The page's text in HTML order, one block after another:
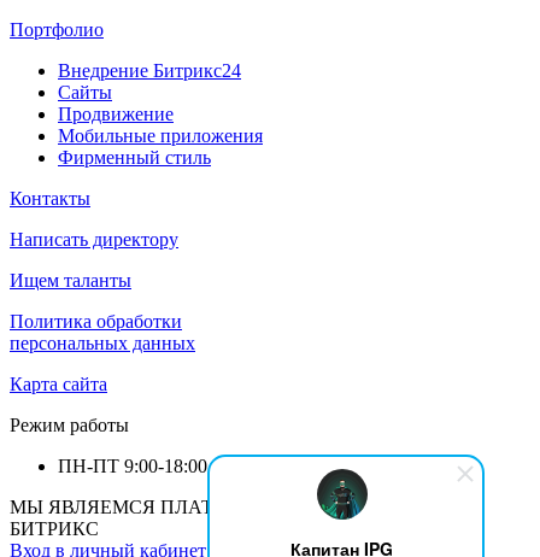
Капитан IPG
Портфолио
Внедрение Битрикс24
Сайты
Продвижение
Мобильные приложения
Фирменный стиль
Контакты
Написать директору
Ищем таланты
Политика обработки
персональных данных
Карта сайта
Режим работы
ПН-ПТ 9:00-18:00
МЫ ЯВЛЯЕМСЯ ПЛАТИНОВЫМ ПАРТНЕРОМ 1С-
БИТРИКС
Вход в личный кабинет